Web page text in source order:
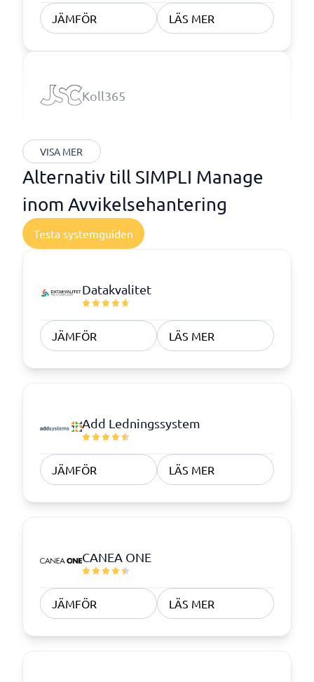
JÄMFÖR LÄS MER
Koll365
VISA MER
Alternativ till SIMPLI Manage
inom Avvikelsehantering
Testa systemguiden
Datakvalitet
JÄMFÖR LÄS MER
Add Ledningssystem
JÄMFÖR LÄS MER
CANEA ONE
JÄMFÖR LÄS MER